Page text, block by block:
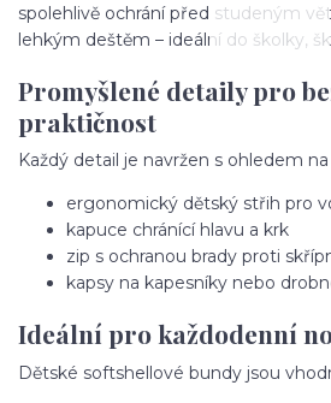
spolehlivě ochrání před studeným
lehkým deštěm – ideální do školky,
Promyšlené detaily pro
praktičnost
Každý detail je navržen s ohledem
ergonomický dětský střih pro
kapuce chránící hlavu a krk
zip s ochranou brady proti
kapsy na kapesníky nebo
Ideální pro každodenní
Dětské softshellové bundy jsou